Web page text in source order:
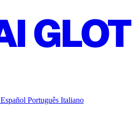
Español Português Italiano